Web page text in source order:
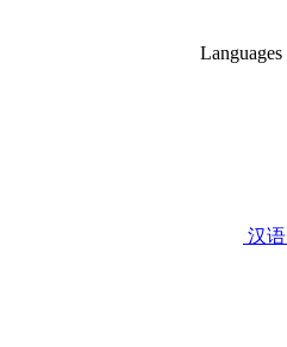
Languages
汉语